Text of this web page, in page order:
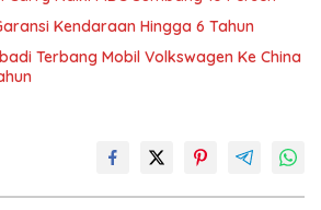
Kendaraan Hingga 6 Tahun
Terbang Mobil Volkswagen Ke China